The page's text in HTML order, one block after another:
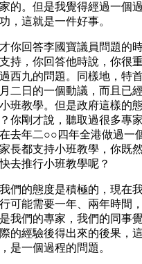
的。但是我覺得經過一個
，這就是一件好事。
你回答李國寶議員問題的
持，你回答他時說，你很
西九的問題。同樣地，特
二日的一個動議，而且已
班教學。但是政府這樣的
你剛才說，聽取過很多專
去年二○○四年全港做過一
長都支持小班教學，你既
去推行小班教學呢？
們的態度是積極的，現在
可能需要一年、兩年時間
我們的專家，我們的同事
的經驗後得出來的後果，
是一個過程的問題。